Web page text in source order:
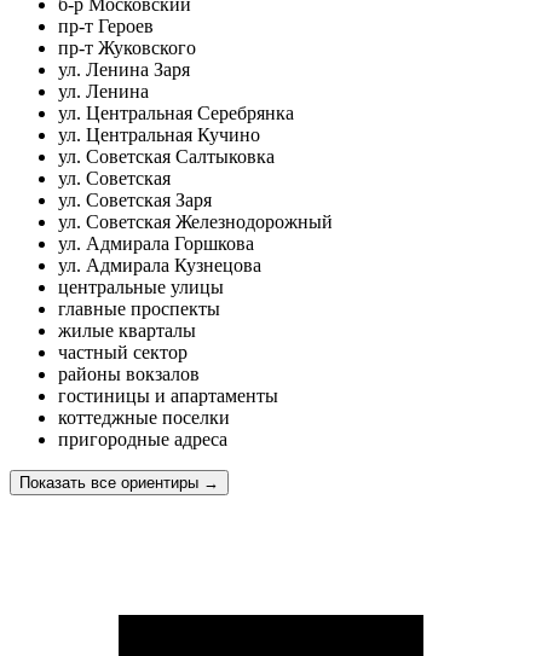
пр-т Героев
пр-т Жуковского
ул. Ленина Заря
ул. Ленина
ул. Центральная Серебрянка
ул. Центральная Кучино
ул. Советская Салтыковка
ул. Советская
ул. Советская Заря
ул. Советская Железнодорожный
ул. Адмирала Горшкова
ул. Адмирала Кузнецова
центральные улицы
главные проспекты
жилые кварталы
частный сектор
районы вокзалов
гостиницы и апартаменты
коттеджные поселки
пригородные адреса
Показать все ориентиры →